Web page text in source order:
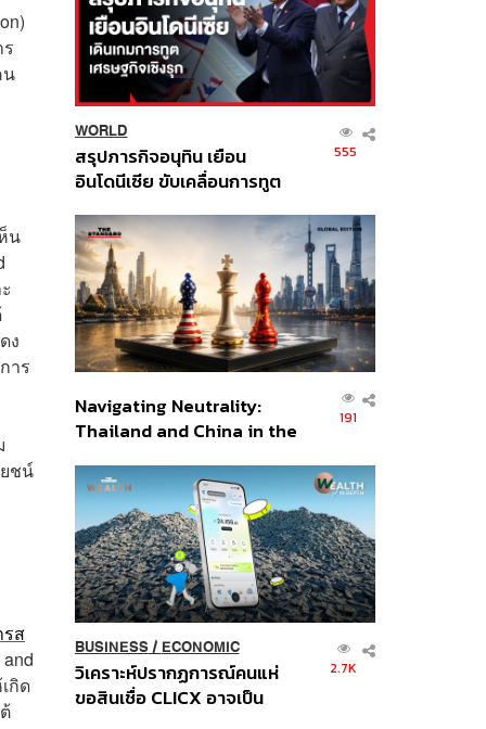
น
น
ง
าร
ชน์
ส
กิด
WORLD
สรุปภารกิจอนุทิน เยือน
อินโดนีเซีย ขับเคลื่อนการทูต
ส่วนยุทธศาสตร์ไทย –
อินโดนีเซีย
555
Navigating Neutrality:
Thailand and China in the
Order
191
BUSINESS/ ECONOMIC
วิเคราะห์ปรากฏการณ์คนแห่
ขอสินเชื่อ CLICX อาจเป็น
2.7K